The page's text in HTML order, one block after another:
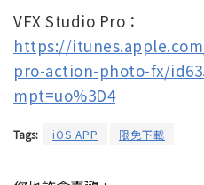
VFX Studio Pro：
https://
pro-action-photo-fx/
mpt=uo%3D4
Tags: iOS APP 限免下載